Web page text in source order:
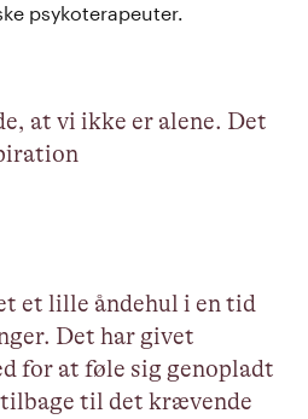
psykoterapeuter.
at vi ikke er alene. Det
et lille åndehul i en tid
Det har givet
for at føle sig genopladt
til det krævende